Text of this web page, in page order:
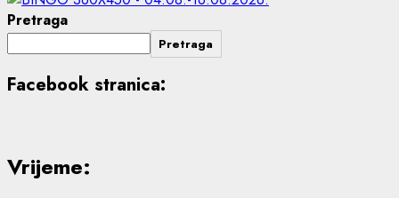
Pretraga
Pretraga
Facebook stranica:
Vrijeme: